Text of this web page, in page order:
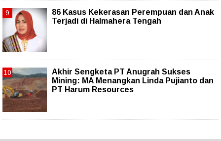
86 Kasus Kekerasan Perempuan dan Anak
Terjadi di Halmahera Tengah
Akhir Sengketa PT Anugrah Sukses
Mining: MA Menangkan Linda Pujianto dan
PT Harum Resources